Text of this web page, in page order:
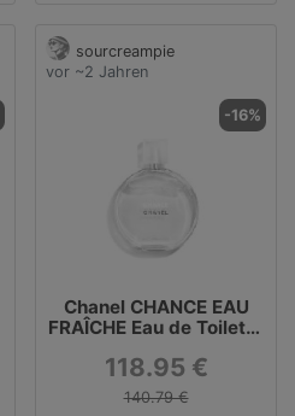
sourcreampie
vor ~2 Jahren
-16%
Chanel CHANCE EAU
FRAÎCHE Eau de Toilette
118.95 €
140.79 €